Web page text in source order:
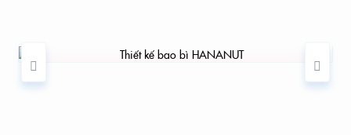
THIẾT KẾ BAO BÌ HANANUT